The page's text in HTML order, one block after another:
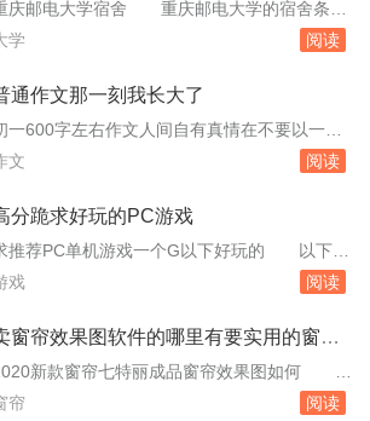
的通常不收徒或要求高，其次，师傅不会把所
的本事都交给你，再则，平常饭店的师傅都。
庆邮电大学宿舍 重庆邮电大学的宿舍条件
下：住宿费用：重庆邮电大学的宿舍费用根据
/生的标准六人间，1000元/年/生的标准四人
：学校的宿舍硬件设施较为齐全，包括空调、
水器、独立卫生间等。大多数宿。重...
学 阅读
通作文那一刻我长大了
一600字左右作文人间自有真情在不要以一个
观者的家读来 那时那刻，我就萌生了给妈
，她也是满脸的不解，不知我葫芦里卖的什么
儿长大啦！懂事了！汗水没有白付呀！”然后
用双手搂着我，摇呀摇，嘴边还带着笑容.在
文 阅读
分跪求好玩的PC游戏
推荐PC单机游戏一个G以下好玩的 以下是
款符合您需求的PC单机游戏推荐：《真实拳
霸》《龙与地下城：恶魔之石》《鬼泣3黄金
好的游戏性，适合配置较低的电脑游玩。希望
能找到自己喜欢的游戏！求几个好玩pc...
戏 阅读
窗帘效果图软件的哪里有要实用的窗帘
果图软件
新款窗帘七特丽成品窗帘效果图如何 七
丽成品窗帘精于工艺生产，拥有专业设计团
帘 阅读